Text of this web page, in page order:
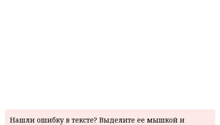
Нашли ошибку в тексте? Выделите ее мышкой и